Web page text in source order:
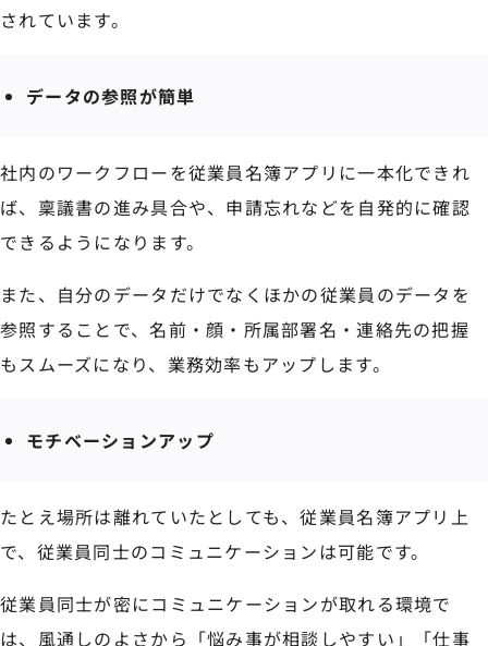
されています。
データの参照が簡単
社内のワークフローを従業員名簿アプリに一本化できれ
ば、稟議書の進み具合や、申請忘れなどを自発的に確認
できるようになります。
また、自分のデータだけでなくほかの従業員のデータを
参照することで、名前・顔・所属部署名・連絡先の把握
もスムーズになり、業務効率もアップします。
モチベーションアップ
たとえ場所は離れていたとしても、従業員名簿アプリ上
で、従業員同士のコミュニケーションは可能です。
従業員同士が密にコミュニケーションが取れる環境で
は、風通しのよさから「悩み事が相談しやすい」「仕事